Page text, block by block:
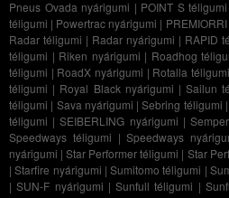
Pneus Ovada nyárigumi | POINT S téligumi
téligumi | Powertrac nyárigumi |
Radar téligumi | Radar nyárigumi | RAPID
téligumi | Riken nyárigumi | Roadhog
téligumi | RoadX nyárigumi | Rotalla téligumi
téligumi | Royal Black nyárigumi |Sailun
téligumi | Sava nyárigumi |Sebring téligumi
téligumi |SEIBERLING nyárigumi |
Speedways téligumi |Speedways
nyárigumi |Star Performer téligumi | Star
|Starfire nyárigumi |Sumitomo téligumi |
|SUN-F nyárigumi | Sunfull téligumi |